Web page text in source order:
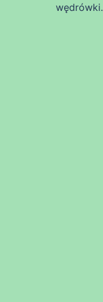
wędrówki.